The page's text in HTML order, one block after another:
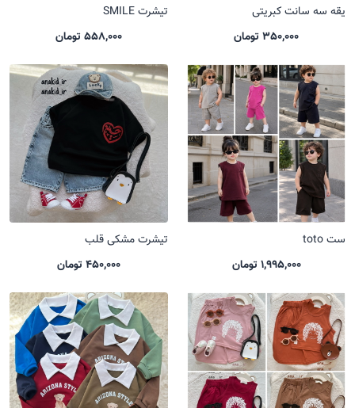
یقه سه سانت کبریتی
350,000 تومان
تیشرت SMILE
558,000 تومان
ست toto
1,995,000 تومان
تیشرت مشکی قلب
450,000 تومان